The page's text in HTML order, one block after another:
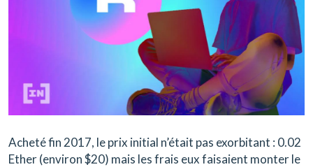
Acheté fin 2017, le prix initial n’était pas exorbitant : 0.02
Ether (environ $20) mais les frais eux faisaient monter le